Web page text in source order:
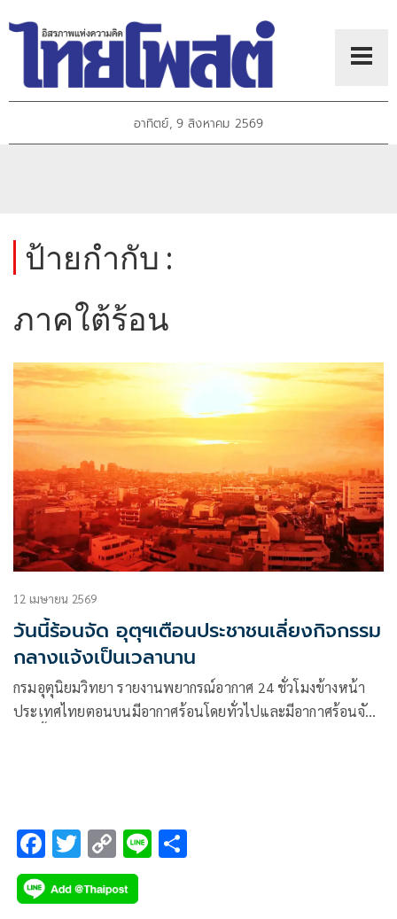
อาทิตย์, 9 สิงหาคม 2569
ป้ายกำกับ :
ภาคใต้ร้อน
12 เมษายน 2569
วันนี้ร้อนจัด อุตุฯเตือนประชาชนเลี่ยงกิจกรรม
กลางแจ้งเป็นเวลานาน
กรมอุตุนิยมวิทยา รายงานพยากรณ์อากาศ 24 ชั่วโมงข้างหน้า
ประเทศไทยตอนบนมีอากาศร้อนโดยทั่วไปและมีอากาศร้อนจัด
F
ac
e
T
wi
tt
C
o
p
Li